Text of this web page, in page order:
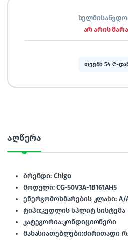
არ არის
თვეში 54 ₾-
აღწერა
ბრენდი: Chigo
მოდელი:CG-50V3A-1B161AH5
ენერგომოხმარების კლასი: A/
ტიპი:კედლის სპლიტ სისტემა
კატეგორია:კონდიციონერი
მახასიათებლები:ძირითადი